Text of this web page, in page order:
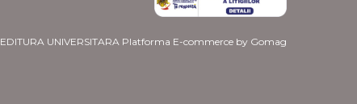
EDITURA UNIVERSITARA Platforma E-commerce by Gomag